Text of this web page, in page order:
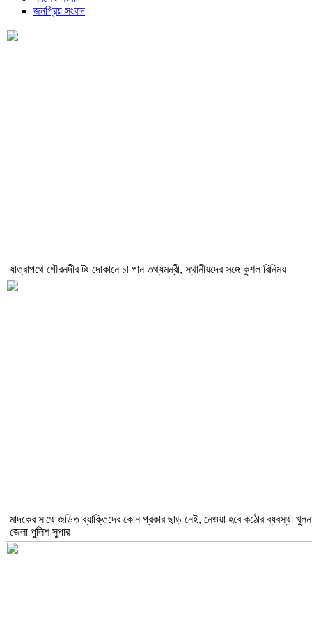
জনপ্রিয় সংবাদ
যাত্রাপথে গৌরনদীর টং দোকানে চা পান তথ্যমন্ত্রী, স্থানীয়দের সঙ্গে কুশল বিনিময়
মাদকের সাথে জড়িত ব্যাক্তিদের কোন প্রকার ছাড় নেই, নেওয়া হবে কঠোর ব্যবস্থা
জেলা পুলিশ সুপার